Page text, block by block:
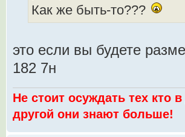
Как же быть-то???
это если вы будете
182 7н
Не стоит осуждать тех кто
другой они знают больше!